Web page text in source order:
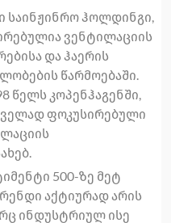
საინჟინრო ჰოლდინგი,
ვენტილაციის
და ჰაერის
წარმოებაში.
წელს კოპენჰაგენში,
ფოკუსირებული
500-ზე მეტ
აქტიურად არის
ინდუსტრიულ ისე